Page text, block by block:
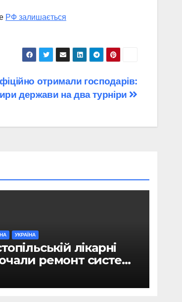
РФ залишається
отримали господарів:
держави на два турніри
УКРАЇНА
лікарні
ремонт системи